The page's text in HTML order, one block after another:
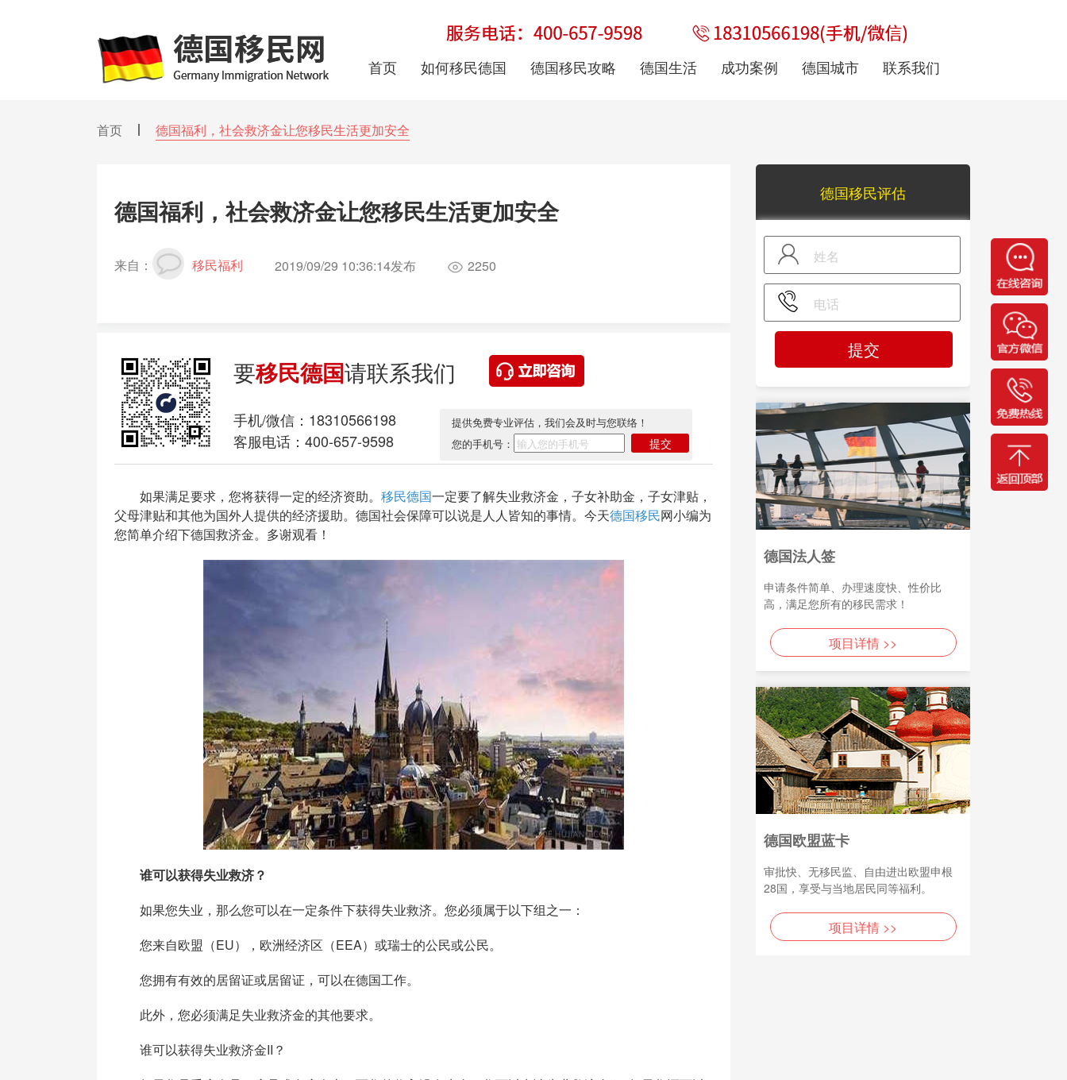
首页 如何移民德国 德国移民攻略 德国生活 成功案例 德国城市 联系我们
首页 德国福利，社会救济金让您移民生活更加安全
德国福利，社会救济金让您移民生活更加安全
来自： 移民福利 2019/09/29 10:36:14发布 2250
要移民德国请联系我们
手机/微信： 18310566198
客服电话：400-657-9598
提供免费专业评估，我们会及时与您联络！
您的手机号：
提交
如果满足要求，您将获得一定的经济资助。 移民德国一定要了解失业救济金，子女补助金，子女津贴，
父母津贴和其他为国外人提供的经济援助。德国社会保障可以说是人人皆知的事情。今天德国移民网小编为
您简单介绍下德国救济金。多谢观看！
谁可以获得失业救济？
如果您失业，那么您可以在一定条件下获得失业救济。您必须属于以下组之一：
您来自欧盟（EU），欧洲经济区（EEA）或瑞士的公民或公民。
您拥有有效的居留证或居留证，可以在德国工作。
此外，您必须满足失业救济金的其他要求。
谁可以获得失业救济金II？
德国移民评估
提交
德国法人签
申请条件简单、办理速度快、性价比
高，满足您所有的移民需求！
项目详情 >>
德国欧盟蓝卡
审批快、无移民监、自由进出欧盟申根
28国，享受与当地居民同等福利。
项目详情 >>